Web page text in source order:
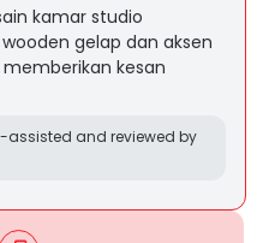
kamar studio
gelap dan aksen
kesan
assisted and reviewed by